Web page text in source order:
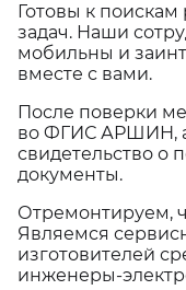
Готовы к
задач. Наши
мобильны и
вместе с вами.
После поверки
во ФГИС АРШИН, а
свидетельство о
документы.
Отремонтируем,
Являемся
изготовителей
инженеры-